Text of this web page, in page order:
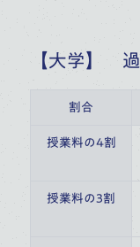
【大学】
割合
授業料の4割
授業料の3割